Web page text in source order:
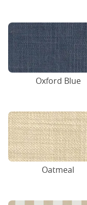
Oxford Blue
Oatmeal